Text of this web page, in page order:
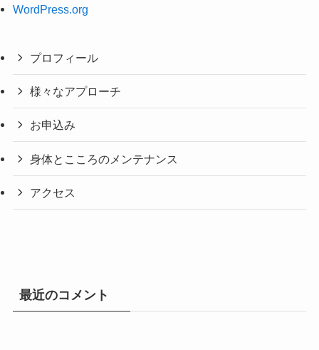
WordPress.org
プロフィール
様々なアプローチ
お申込み
身体とこころのメンテナンス
アクセス
最近のコメント